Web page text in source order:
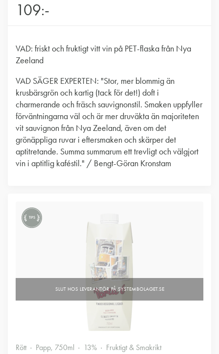
109:-
VAD: friskt och fruktigt vitt vin på PET-flaska från Nya
Zeeland
VAD SÄGER EXPERTEN: "Stor, mer blommig än
krusbärsgrön och kartig (tack för det!) doft i
charmerande och fräsch sauvignonstil. Smaken uppfyller
förväntningarna väl och är mer druväkta än majoriteten
vit sauvignon från Nya Zeeland, även om det
grönäppliga ruvar i eftersmaken och skärper det
aptitretande. Summa summarum ett trevligt och välgjort
vin i aptitlig kaféstil." / Bengt-Göran Kronstam
TIPS
Rött Papp, 750ml 13% Fruktigt & Smakrikt